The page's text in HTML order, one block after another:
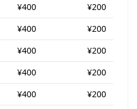
¥400
¥200
¥400
¥200
¥400
¥200
¥400
¥200
¥400
¥200